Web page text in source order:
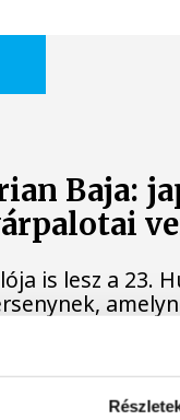
Baja:
is lesz a 23.
szombatig